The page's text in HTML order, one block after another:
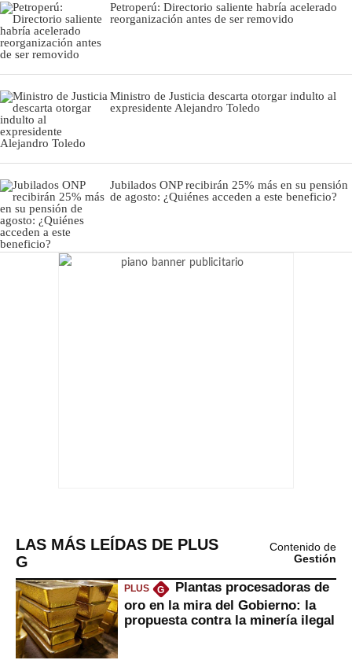
Petroperú: Directorio saliente habría acelerado
reorganización antes de ser removido
Ministro de Justicia descarta otorgar indulto al
expresidente Alejandro Toledo
Jubilados ONP recibirán 25% más en su pensión
de agosto: ¿Quiénes acceden a este beneficio?
LAS MÁS LEÍDAS DE PLUS
G
Contenido de
Gestión
PLUS G
Plantas procesadoras de
oro en la mira del Gobierno: la
propuesta contra la minería ilegal